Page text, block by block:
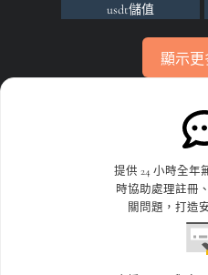
娛樂城代理
娛樂城活動
娛樂城詐騙
淘金娛樂城
百家樂破解
百家樂遊戲
usdt儲值
usdt娛樂城體驗金
世足賽下注
顯示
提供 24 小時全年
時協助處理註冊
關問題，打造